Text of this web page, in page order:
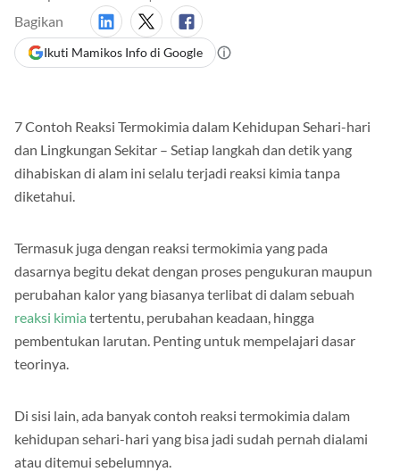
Bagikan
Ikuti Mamikos Info di Google
7 Contoh Reaksi Termokimia dalam Kehidupan Sehari-hari
dan Lingkungan Sekitar – Setiap langkah dan detik yang
dihabiskan di alam ini selalu terjadi reaksi kimia tanpa
diketahui.
Termasuk juga dengan reaksi termokimia yang pada
dasarnya begitu dekat dengan proses pengukuran maupun
perubahan kalor yang biasanya terlibat di dalam sebuah
reaksi kimia tertentu, perubahan keadaan, hingga
pembentukan larutan. Penting untuk mempelajari dasar
teorinya.
Di sisi lain, ada banyak contoh reaksi termokimia dalam
kehidupan sehari-hari yang bisa jadi sudah pernah dialami
atau ditemui sebelumnya.